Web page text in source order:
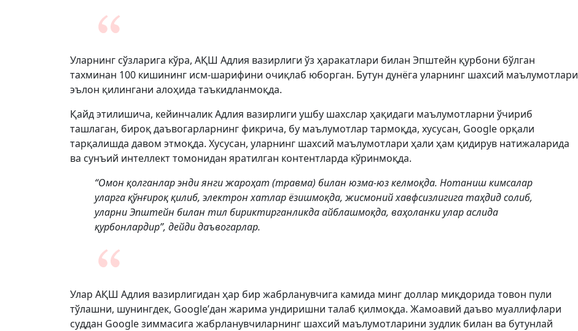
Уларнинг сўзларига кўра, АҚШ Адлия вазирлиги ўз ҳаракатлари билан Эпштейн қурбони бўлган
тахминан 100 кишининг исм-шарифини очиқлаб юборган. Бутун дунёга уларнинг шахсий маълумотлари
эълон қилингани алоҳида таъкидланмоқда.
Қайд этилишича, кейинчалик Адлия вазирлиги ушбу шахслар ҳақидаги маълумотларни ўчириб
ташлаган, бироқ даъвогарларнинг фикрича, бу маълумотлар тармоқда, хусусан, Google орқали
тарқалишда давом этмоқда. Хусусан, уларнинг шахсий маълумотлари ҳали ҳам қидирув натижаларида
ва сунъий интеллект томонидан яратилган контентларда кўринмоқда.
“Омон қолганлар энди янги жароҳат (травма) билан юзма-юз келмоқда. Нотаниш кимсалар
уларга қўнғироқ қилиб, электрон хатлар ёзишмоқда, жисмоний хавфсизлигига таҳдид солиб,
уларни Эпштейн билан тил бириктирганликда айблашмоқда, ваҳоланки улар аслида
қурбонлардир”, дейди даъвогарлар.
Улар АҚШ Адлия вазирлигидан ҳар бир жабрланувчига камида минг доллар миқдорида товон пули
тўлашни, шунингдек, Google’дан жарима ундиришни талаб қилмоқда. Жамоавий даъво муаллифлари
суддан Google зиммасига жабрланувчиларнинг шахсий маълумотларини зудлик билан ва бутунлай